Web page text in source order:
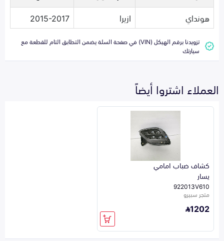
هونداي
ازيرا 2015-2017
تزويدنا برقم الهيكل (VIN) في صفحة السلة يضمن التطابق التام للقطعة مع
سيارتك
العملاء اشتروا أيضاً
كشاف ضباب امامي
يسار
922013V610
متجر سبيرو
1202